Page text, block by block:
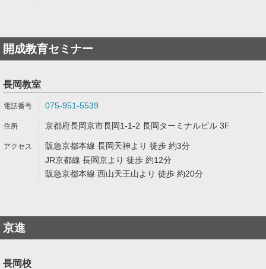
開成教育セミナー
長岡教室
075-951-5539
京都府長岡京市長岡1-1-2 長岡ターミナルビル 3F
阪急京都本線 長岡天神より 徒歩 約3分
JR京都線 長岡京より 徒歩 約12分
阪急京都本線 西山天王山より 徒歩 約20分
京進
長岡校